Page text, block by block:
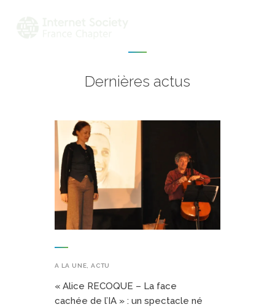
A PROPOS
Dernières actus
A LA UNE ,ACTU
« Alice RECOQUE – La face
cachée de l’IA » : un spectacle né